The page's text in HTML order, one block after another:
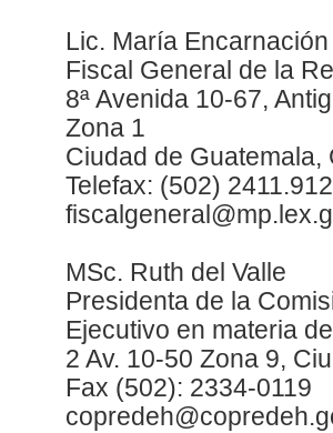
Lic. María
Fiscal General de la
8ª Avenida 10-67,
Zona 1
Ciudad de Guatemala,
Telefax: (502)
MSc. Ruth del Valle
Presidenta de la
Ejecutivo en materia
2 Av. 10-50 Zona 9,
Fax (502): 2334-0119